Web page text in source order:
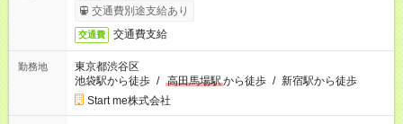
交通費別途支給あり
交通費 交通費支給
勤務地
東京都渋谷区
池袋駅から徒歩 / 高田馬場駅から徒歩 / 新宿駅から徒歩
Start me株式会社